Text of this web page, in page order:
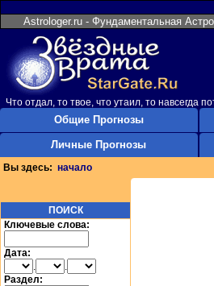
Astrologer.ru - Фундаментальная
Что отдал, то твое, что утаил, то
Общие Прогнозы
Личные Прогнозы
Вы здесь: начало
ПОИСК
Ключевые слова:
Дата:
.
.
Раздел: